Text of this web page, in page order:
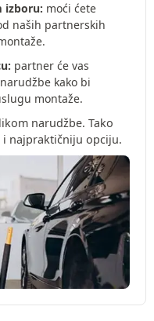
izboru: moći ćete
naših partnerskih
partner će vas
kako bi
montaže.
narudžbe. Tako
najpraktičniju opciju.